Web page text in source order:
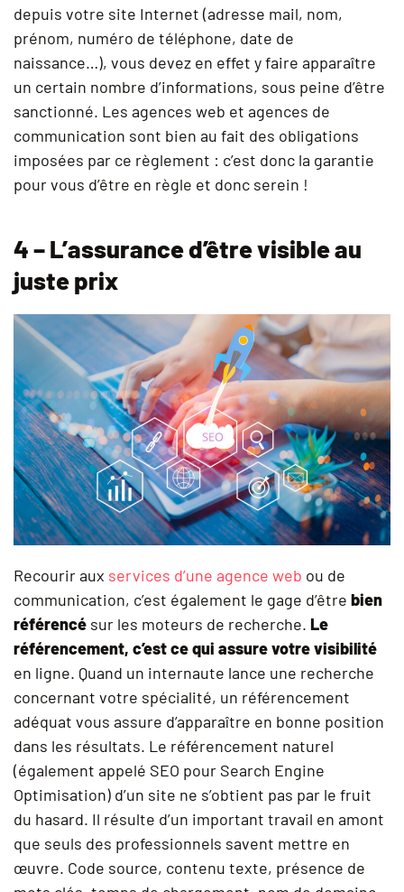
depuis votre site Internet (adresse mail, nom,
prénom, numéro de téléphone, date de
naissance…), vous devez en effet y faire apparaître
un certain nombre d’informations, sous peine d’être
sanctionné. Les agences web et agences de
communication sont bien au fait des obligations
imposées par ce règlement : c’est donc la garantie
pour vous d’être en règle et donc serein !
4 – L’assurance d’être visible au
juste prix
Recourir aux services d’une agence web ou de
communication, c’est également le gage d’être bien
référencé sur les moteurs de recherche. Le
référencement, c’est ce qui assure votre visibilité
en ligne. Quand un internaute lance une recherche
concernant votre spécialité, un référencement
adéquat vous assure d’apparaître en bonne position
dans les résultats. Le référencement naturel
(également appelé SEO pour Search Engine
Optimisation) d’un site ne s’obtient pas par le fruit
du hasard. Il résulte d’un important travail en amont
que seuls des professionnels savent mettre en
œuvre. Code source, contenu texte, présence de